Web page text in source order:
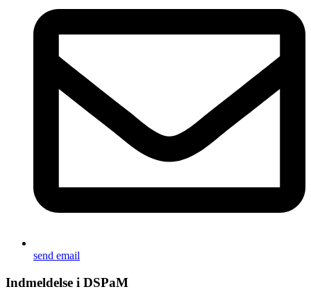
send email
Indmeldelse i DSPaM